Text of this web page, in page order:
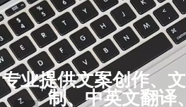
专业提供文案创作、
制、中英文翻译